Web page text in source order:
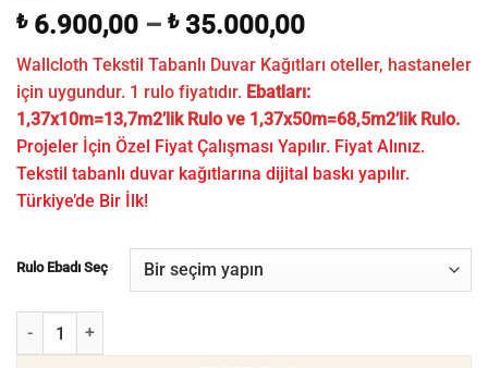
₺6.900,00 – ₺35.000,00
Wallcloth Tekstil Tabanlı Duvar Kağıtları oteller, hastaneler
için uygundur. 1 rulo fiyatıdır. Ebatları:
1,37x10m=13,7m2’lik Rulo ve 1,37x50m=68,5m2’lik Rulo.
Projeler İçin Özel Fiyat Çalışması Yapılır. Fiyat Alınız.
Tekstil tabanlı duvar kağıtlarına dijital baskı yapılır.
Türkiye’de Bir İlk!
Rulo Ebadı Seç
Otel Duvar Kağıtları WLF 20601/16-14 adet